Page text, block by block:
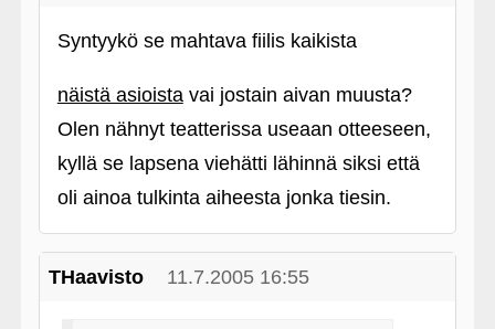
Syntyykö se mahtava fiilis kaikista
näistä asioistavai jostain aivan muusta?
Olen nähnyt teatterissa useaan otteeseen,
kyllä se lapsena viehätti lähinnä siksi että
oli ainoa tulkinta aiheesta jonka tiesin.
THaavisto 11.7.2005 16:55